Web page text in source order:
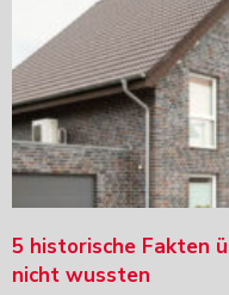
5 historische Fakten
nicht wussten